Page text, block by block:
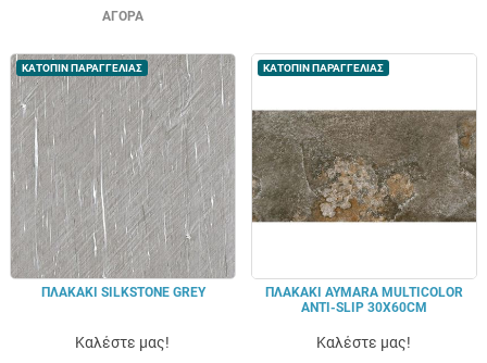
ΑΓΟΡΆ
ΚΑΤΟΠΙΝ ΠΑΡΑΓΓΕΛΙΑΣ
ΠΛΑΚΑΚΙ SILKSTONE GREY
Καλέστε μας!
ΚΑΤΟΠΙΝ ΠΑΡΑΓΓΕΛΙΑΣ
ΠΛΑΚΑΚΙ AYMARA MULTICOLOR
ANTI-SLIP 30X60CM
Καλέστε μας!